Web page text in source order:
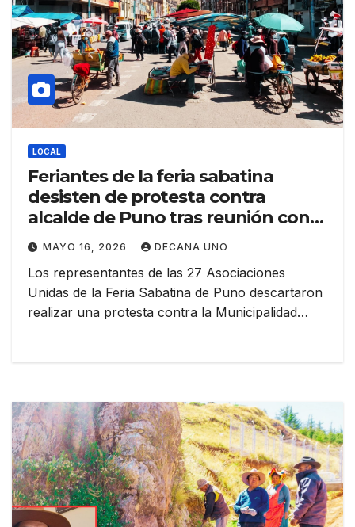
LOCAL
Feriantes de la feria sabatina
desisten de protesta contra
alcalde de Puno tras reunión con
equipo técnico municipal
MAYO 16, 2026 DECANA UNO
Los representantes de las 27 Asociaciones
Unidas de la Feria Sabatina de Puno descartaron
realizar una protesta contra la Municipalidad…